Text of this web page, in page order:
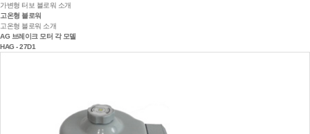
가변형 터보 블로워 소개
고온형 블로워
고온형 블로워 소개
AG 브레이크 모터 각 모델
HAG - 27D1